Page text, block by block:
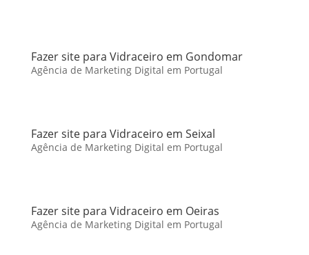
Fazer site para Vidraceiro em Gondomar
Agência de Marketing Digital em Portugal
Fazer site para Vidraceiro em Seixal
Agência de Marketing Digital em Portugal
Fazer site para Vidraceiro em Oeiras
Agência de Marketing Digital em Portugal